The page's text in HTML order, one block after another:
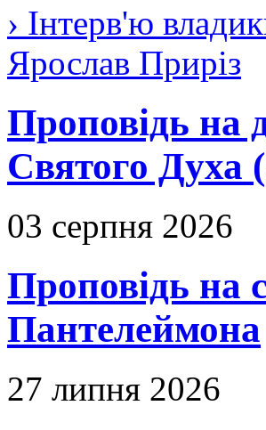
› Інтерв'ю
Ярослав Приріз
Проповідь на
Святого Духа
03 серпня 2026
Проповідь на
Пантелеймона
27 липня 2026